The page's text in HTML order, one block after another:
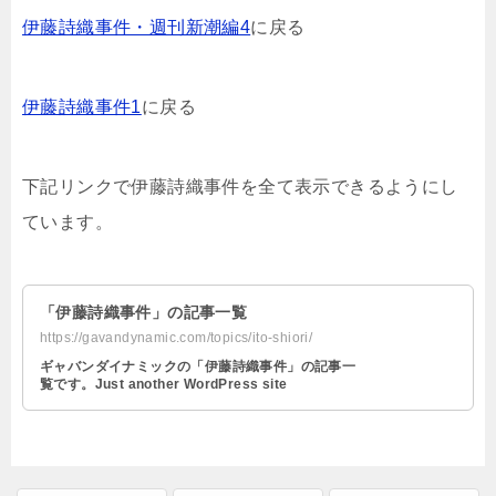
伊藤詩織事件・週刊新潮編4に戻る
伊藤詩織事件1に戻る
下記リンクで伊藤詩織事件を全て表示できるようにし
ています。
「伊藤詩織事件」の記事一覧
https://gavandynamic.com/topics/ito-shiori/
ギャバンダイナミックの「伊藤詩織事件」の記事一
覧です。Just another WordPress site